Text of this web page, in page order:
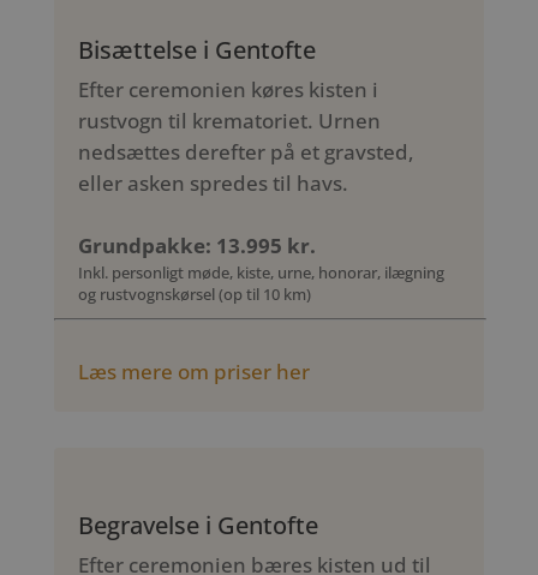
Bisættelse i Gentofte
Efter ceremonien køres kisten i
rustvogn til krematoriet. Urnen
nedsættes derefter på et gravsted,
eller asken spredes til havs.
Grundpakke: 13.995 kr.
Inkl. personligt møde, kiste, urne, honorar, ilægning
og rustvognskørsel (op til 10 km)
Læs mere om priser her
Begravelse i Gentofte
Efter ceremonien bæres kisten ud til